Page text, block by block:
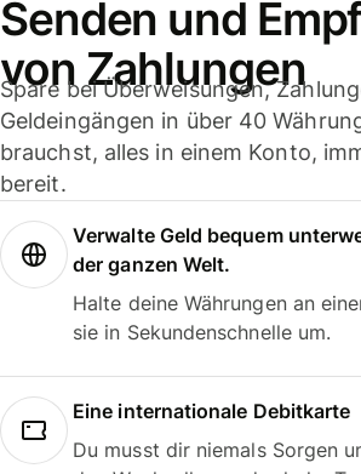
Senden und
von Zahlungen
Spare bei Überweisungen,
Geldeingängen in über 40
brauchst, alles in einem Konto,
bereit.
Verwalte Geld bequem
der ganzen Welt.
Halte deine Währungen an
sie in Sekundenschnelle um.
Eine internationale Debitkarte
Du musst dir niemals Sorgen